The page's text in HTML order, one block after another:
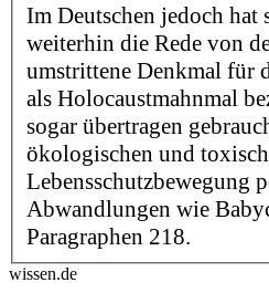
Im Deutschen jedoch hat
weiterhin die Rede von
umstrittene Denkmal für
als Holocaustmahnmal
sogar übertragen
ökologischen und
Lebensschutzbewegung
Abwandlungen wie
Paragraphen 218.
wissen.de